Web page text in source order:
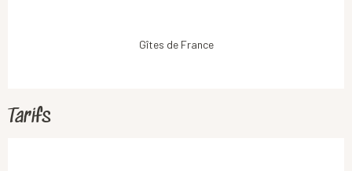
Gîtes de France
Tarifs